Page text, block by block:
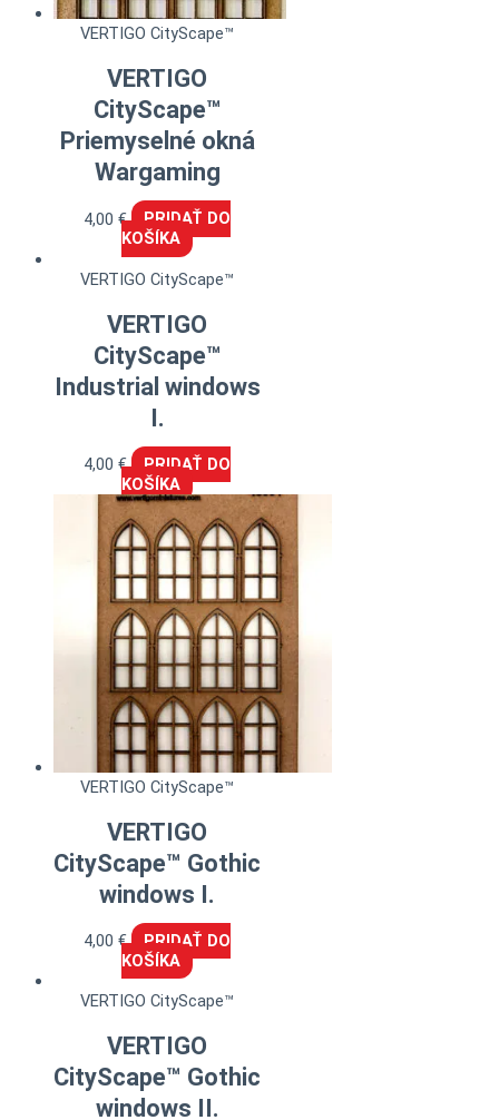
VERTIGO CityScape™
VERTIGO
CityScape™
Priemyselné okná
Wargaming
4,00€
PRIDAŤ DO
KOŠÍKA
VERTIGO CityScape™
VERTIGO
CityScape™
Industrial windows
I.
4,00€
PRIDAŤ DO
KOŠÍKA
VERTIGO CityScape™
VERTIGO
CityScape™ Gothic
windows I.
4,00€
PRIDAŤ DO
KOŠÍKA
VERTIGO CityScape™
VERTIGO
CityScape™ Gothic
windows II.